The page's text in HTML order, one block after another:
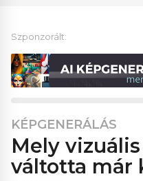
Szponzorált:
1
h
n
KÉPGENERÁLÁS
mely vizuális munkákat
váltotta már